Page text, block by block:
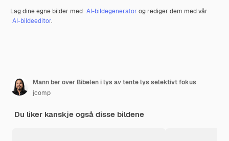
Lag dine egne bilder med AI-bildegenerator og rediger dem med vår
AI-bildeeditor.
Mann ber over Bibelen i lys av tente lys selektivt fokus
jcomp
Du liker kanskje også disse bildene